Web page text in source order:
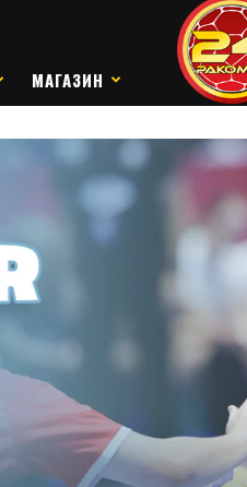
МАГАЗИН